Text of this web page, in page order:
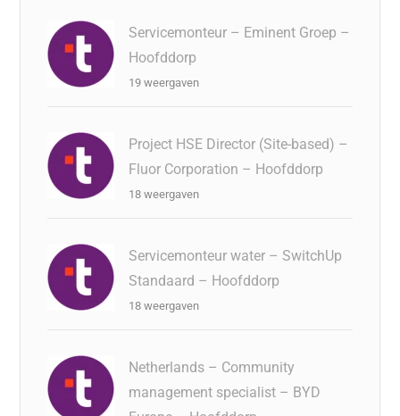
Servicemonteur – Eminent Groep –
Hoofddorp
19 weergaven
Project HSE Director (Site-based) –
Fluor Corporation – Hoofddorp
18 weergaven
Servicemonteur water – SwitchUp
Standaard – Hoofddorp
18 weergaven
Netherlands – Community
management specialist – BYD